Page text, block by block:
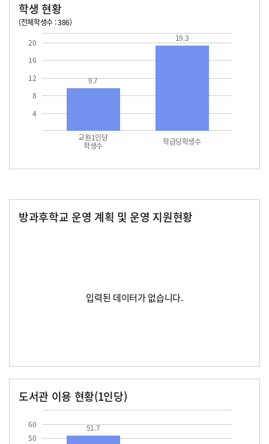
학생 현황
(전체학생수 : 386)
4
8
12
16
20
교원1인당
학생수 학급당학생수
9.7
19.3
방과후학교 운영 계획 및 운영 지원현황
입력된 데이터가 없습니다.
도서관 이용 현황(1인당)
50
60 51.7